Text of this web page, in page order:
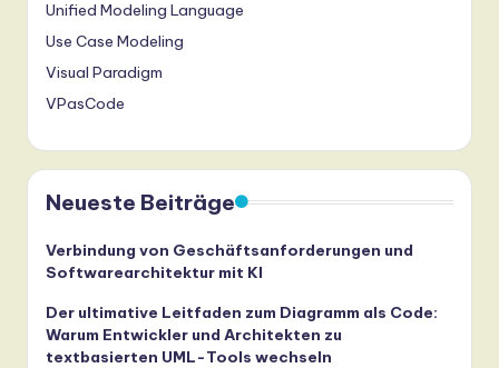
Unified Modeling Language
Use Case Modeling
Visual Paradigm
VPasCode
Neueste Beiträge
Verbindung von Geschäftsanforderungen und
Softwarearchitektur mit KI
Der ultimative Leitfaden zum Diagramm als Code:
Warum Entwickler und Architekten zu
textbasierten UML-Tools wechseln